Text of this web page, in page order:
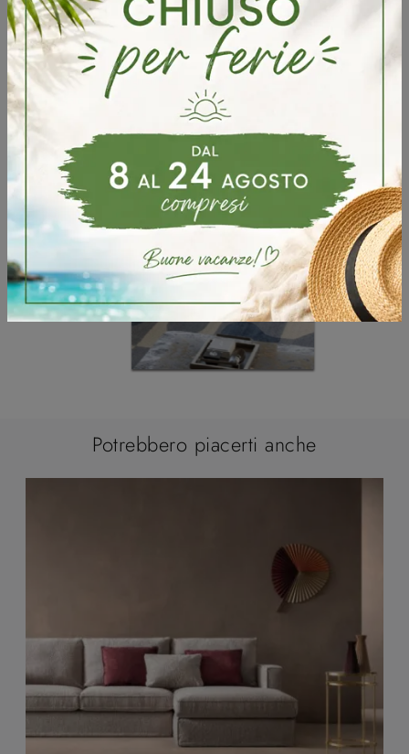
Sfoglia i cataloghi
Potrebbero piacerti anche